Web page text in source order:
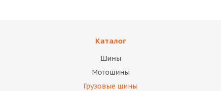
Каталог
Шины
Мотошины
Грузовые шины